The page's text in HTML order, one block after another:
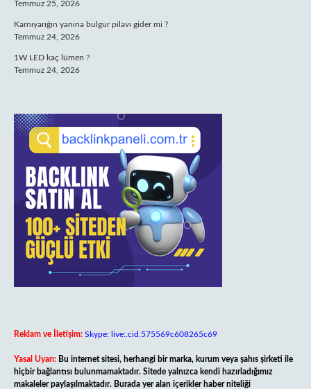
Temmuz 25, 2026
Karnıyarığın yanına bulgur pilavı gider mi ?
Temmuz 24, 2026
1W LED kaç lümen ?
Temmuz 24, 2026
Reklam ve İletişim: Skype: live:.cid.575569c608265c69
Yasal Uyarı: Bu internet sitesi, herhangi bir marka, kurum veya şahıs şirketi ile
hiçbir bağlantısı bulunmamaktadır. Sitede yalnızca kendi hazırladığımız
makaleler paylaşılmaktadır. Burada yer alan içerikler haber niteliği